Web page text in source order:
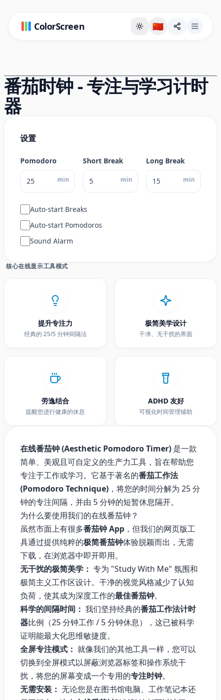
ColorScreen 🇨🇳
番茄时钟 - 专注与学习计时
器
设置
Pomodoro
min
Short Break
min
Long Break
min
Auto-start Breaks
Auto-start Pomodoros
Sound Alarm
核心在线显示工具模式
提升专注力
经典的 25/5 分钟间隔法
极简美学设计
干净、无干扰的界面
劳逸结合
提醒您进行健康的休息
ADHD 友好
可视化时间管理辅助
在线番茄钟 (Aesthetic Pomodoro Timer) 是一款
简单、美观且可自定义的生产力工具，旨在帮助您
专注于工作或学习。它基于著名的番茄工作法
(Pomodoro Technique) ，将您的时间分解为 25 分
钟的专注间隔，并由 5 分钟的短暂休息隔开。
为什么要使用我们的在线番茄钟？
虽然市面上有很多番茄钟 App ，但我们的网页版工
具通过提供纯粹的极简番茄钟体验脱颖而出，无需
下载，在浏览器中即开即用。
无干扰的极简美学： 专为 "Study With Me" 氛围和
极简主义工作区设计。干净的视觉风格减少了认知
负荷，使其成为深度工作的最佳番茄钟。
科学的间隔时间： 我们坚持经典的番茄工作法计时
器比例（25 分钟工作 / 5 分钟休息），这已被科学
证明能最大化思维敏捷度。
全屏专注模式： 就像我们的其他工具一样，您可以
切换到全屏模式以屏蔽浏览器标签和操作系统干
扰，将您的屏幕变成一个专用的专注时钟。
无需安装： 无论您是在图书馆电脑、工作笔记本还